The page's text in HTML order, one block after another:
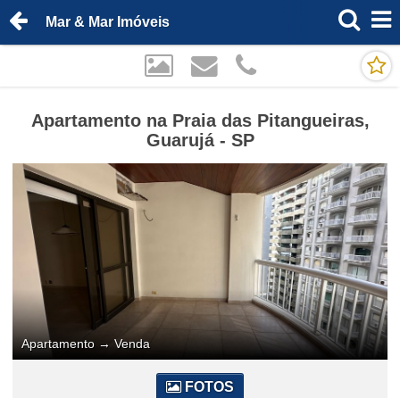
Mar & Mar Imóveis
Apartamento na Praia das Pitangueiras,
Guarujá - SP
Apartamento → Venda
FOTOS